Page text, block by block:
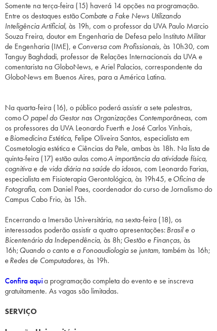
Somente na terça-feira (15) haverá 14 opções na programação.
Entre os destaques estãoCombate a Fake News Utilizando
Inteligência Artificial, às 19h, com o professor da UVA Paulo Marcio
Souza Freira, doutor em Engenharia de Defesa pelo Instituto Militar
de Engenharia (IME), eConversa com Profissionais, às 10h30, com
Tanguy Baghdadi, professor de Relações Internacionais da UVA e
comentarista na GloboNews, e Ariel Palacios, correspondente da
GloboNews em Buenos Aires, para a América Latina.
Na quarta-feira (16), o público poderá assistir a sete palestras,
comoO papel do Gestor nas Organizações Contemporâneas, com
os professores da UVA Leonardo Fuerth e José Carlos Vinhais,
eBiomedicina Estética, Felipe Oliveira Santos, especialista em
Cosmetologia estética e Ciências da Pele, ambas às 18h. Na lista de
quinta-feira (17) estão aulas comoA importância da atividade física,
cognitiva e de vida diária na saúde do idosos, com Leonardo Farias,
especialista em Fisioterapia Gerontológica, às 19h45, eOficina de
Fotografia, com Daniel Paes, coordenador do curso de Jornalismo do
Campus Cabo Frio, às 15h.
Encerrando a Imersão Universitária, na sexta-feira (18), os
interessados poderão assistir a quatro apresentações:Brasil e o
Bicentenário da Independência, às 8h;Gestão e Finanças, às
16h;Quando o canto e a Fonoaudiologia se juntam, também às 16h;
eRedes de Computadores, às 19h.
Confira aquia programação completa do evento e se inscreva
gratuitamente. As vagas são limitadas.
SERVIÇO